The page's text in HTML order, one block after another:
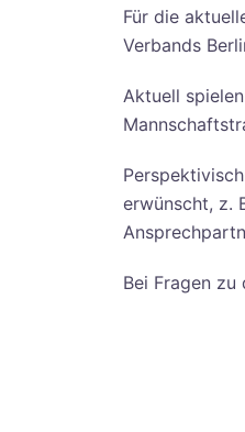
Für die
Verbands
Aktuell
erwünscht, z.
Bei Fragen